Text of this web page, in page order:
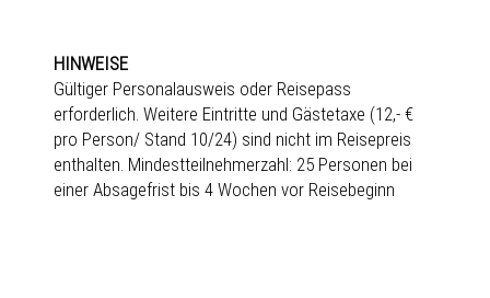
HINWEISE
Gültiger Personalausweis oder Reisepass
erforderlich. Weitere Eintritte und Gästetaxe (12,- €
pro Person/ Stand 10/24) sind nicht im Reisepreis
enthalten. Mindestteilnehmerzahl: 25 Personen bei
einer Absagefrist bis 4 Wochen vor Reisebeginn